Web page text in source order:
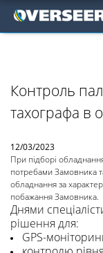
Контроль
тахографа в
12/03/2023
При підборі
потребами Замовника
обладнання за
побажання Замовника.
Днями
рішення для:
GPS-